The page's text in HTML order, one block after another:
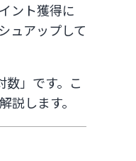
ント獲得に
ュアップして
」です。こ
します。